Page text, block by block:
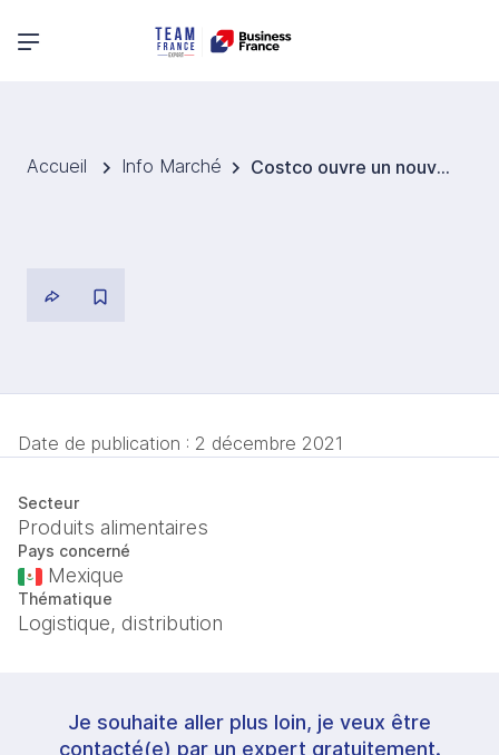
Menu principal
Accueil Info Marché Costco ouvre un nouveau magasin à Mexico
Date de publication : 2 décembre 2021
Secteur
Produits alimentaires
Pays concerné
Mexique
Thématique
Logistique, distribution
Je souhaite aller plus loin, je veux être
contacté(e) par un expert gratuitement.